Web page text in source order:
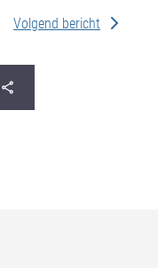
Volgend bericht